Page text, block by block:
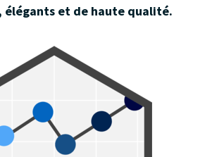
élégants et de haute qualité.